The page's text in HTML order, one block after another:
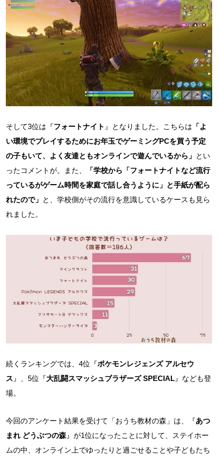
そして3位は『フォートナイト 』となりました。こちらは 「よ
い環境でプレイするためにお年玉でゲーミングPCを買う予定
の子もいて、よく友達ともオンラインで遊んでいるから」 とい
ったコメントが。また、
「学校から「フォートナイトなど流行
っているがゲーム時間を家庭で話し合うように」と手紙が配ら
れたので」 と、学校側がその流行を意識しているケースも見ら
れました。
続くランキングでは、4位『ポケモンレジェンズ アルセウ
ス 』、5位『大乱闘スマッシュブラザーズ SPECIAL 』なども登
場。
今回のアンケート結果を受けて「おうち教材の森」は、『あつ
まれ どうぶつの森 』が1位になったことに対して、ステイホー
ムの中、オンライン上でゆったりと過ごせることや子どもたち